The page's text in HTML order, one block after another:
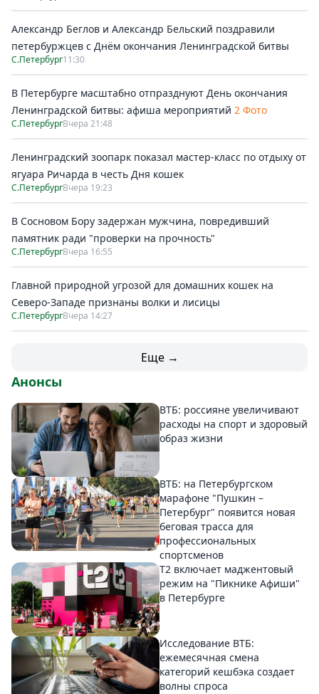
Александр Беглов и Александр Бельский поздравили
петербуржцев с Днём окончания Ленинградской битвы
С.Петербург11:30
В Петербурге масштабно отпразднуют День окончания
Ленинградской битвы: афиша мероприятий 2 Фото
С.ПетербургВчера 21:48
Ленинградский зоопарк показал мастер-класс по отдыху от
ягуара Ричарда в честь Дня кошек
С.ПетербургВчера 19:23
В Сосновом Бору задержан мужчина, повредивший
памятник ради "проверки на прочность"
С.ПетербургВчера 16:55
Главной природной угрозой для домашних кошек на
Северо-Западе признаны волки и лисицы
С.ПетербургВчера 14:27
Еще →
Анонсы
ВТБ: россияне увеличивают
расходы на спорт и здоровый
образ жизни
ВТБ: на Петербургском
марафоне "Пушкин –
Петербург" появится новая
беговая трасса для
профессиональных
спортсменов
Т2 включает маджентовый
режим на "Пикнике Афиши"
в Петербурге
Исследование ВТБ:
ежемесячная смена
категорий кешбэка создает
волны спроса